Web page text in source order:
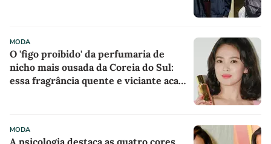
MODA
O 'figo proibido' da perfumaria de
nicho mais ousada da Coreia do Sul:
essa fragrância quente e viciante acaba
MODA